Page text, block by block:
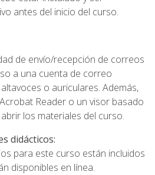
antes del inicio del curso.
de envío/recepción de correos
a una cuenta de correo
o auriculares. Además,
Reader o un visor basado
los materiales del curso.
didácticos:
para este curso están incluidos
disponibles en línea.